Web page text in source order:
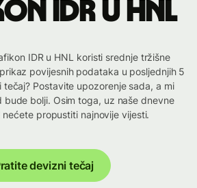
IDR u HNL
IDR u HNL koristi srednje tržišne
povijesnih podataka u posljednjih 5
Postavite upozorenje sada, a mi
bude bolji. Osim toga, uz naše dnevne
propustiti najnovije vijesti.
devizni tečaj